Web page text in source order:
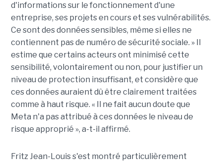
d'informations sur le fonctionnement d'une
entreprise, ses projets en cours et ses vulnérabilités.
Ce sont des données sensibles, même si elles ne
contiennent pas de numéro de sécurité sociale. » Il
estime que certains acteurs ont minimisé cette
sensibilité, volontairement ou non, pour justifier un
niveau de protection insuffisant, et considère que
ces données auraient dû être clairement traitées
comme à haut risque. « Il ne fait aucun doute que
Meta n'a pas attribué à ces données le niveau de
risque approprié », a-t-il affirmé.
Fritz Jean-Louis s'est montré particulièrement